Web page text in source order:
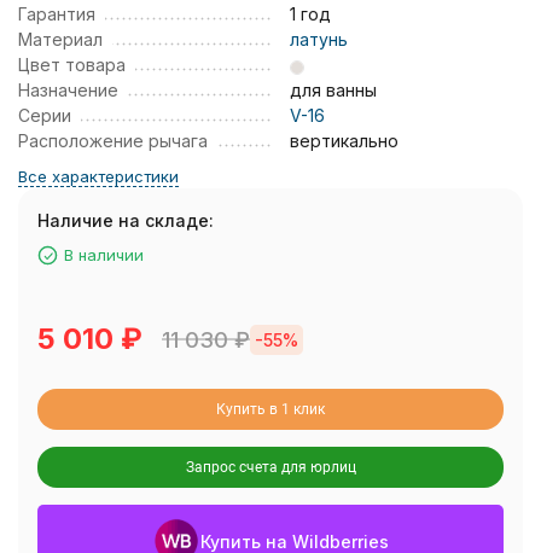
Гарантия
1 год
Материал
латунь
Цвет товара
Назначение
для ванны
Серии
V-16
Расположение рычага
вертикально
Все характеристики
Наличие на складе:
В наличии
5 010 ₽ 11 030₽ -55%
Купить в 1 клик
Запрос счета для юрлиц
Купить на Wildberries